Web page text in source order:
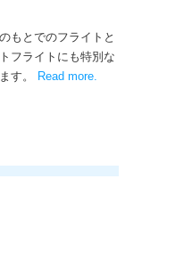
もとでのフライトと
フライトにも特別な
す。
Read more– ‘ナイトフライト
.